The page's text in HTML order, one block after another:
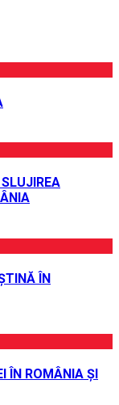
ÎN
ÎN ROMÂNIA ȘI